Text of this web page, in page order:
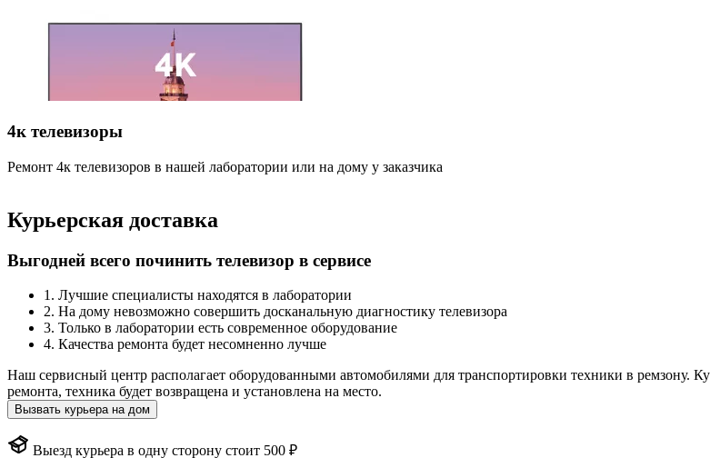
4к телевизоры
Ремонт 4к телевизоров в нашей лаборатории или на дому у заказчика
Курьерская доставка
Выгодней всего починить телевизор в сервисе
1. Лучшие специалисты находятся в лаборатории
2. На дому невозможно совершить досканальную диагностику телевизора
3. Только в лаборатории есть современное оборудование
4. Качества ремонта будет несомненно лучше
Наш сервисный центр располагает оборудованными автомобилями для транспортировки техники в ремзону.
ремонта, техника будет возвращена и установлена на место.
Вызвать курьера на дом
Выезд курьера в одну сторону стоит 500 ₽